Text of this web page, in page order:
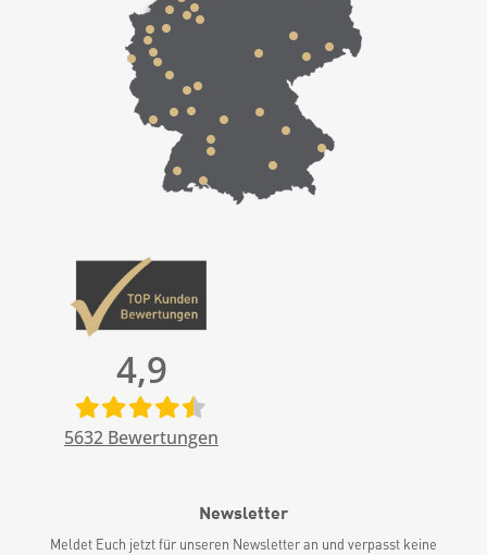
4,9
5632 Bewertungen
Newsletter
Meldet Euch jetzt für unseren Newsletter an und verpasst keine